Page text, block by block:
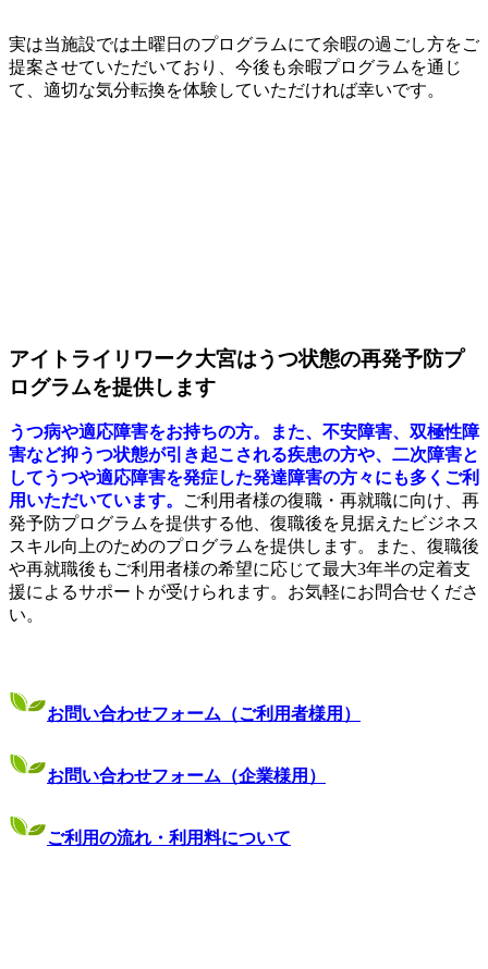
実は当施設では土曜日のプログラムにて余暇の過ごし方をご
提案させていただいており、今後も余暇プログラムを通じ
て、適切な気分転換を体験していただければ幸いです。
アイトライリワーク大宮はうつ状態の再発予防プ
ログラムを提供します
うつ病や適応障害をお持ちの方。また、不安障害、双極性障
害など抑うつ状態が引き起こされる疾患の方や、二次障害と
してうつや適応障害を発症した発達障害の方々にも多くご利
用いただいています。
ご利用者様の復職・再就職に向け、 再
発予防プログラムを提供する他、復職後を見据えたビジネス
スキル向上のためのプログラムを提供します。また、復職後
や再就職後もご利用者様の希望に応じて最大3年半の定着支
援によるサポートが受けられます。お気軽にお問合せくださ
い。
お問い合わせフォーム（ご利用者様用）
お問い合わせフォーム（企業様用）
ご利用の流れ・利用料について